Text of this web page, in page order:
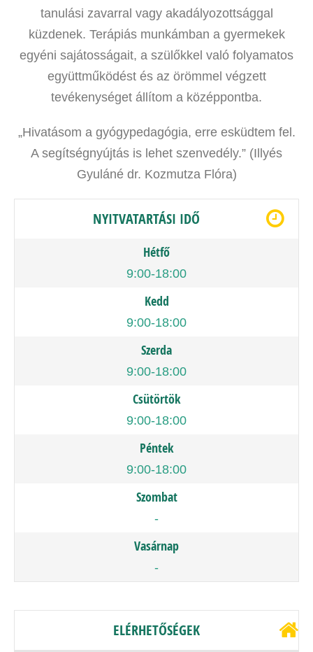
tanulási zavarral vagy akadályozottsággal
küzdenek. Terápiás munkámban a gyermekek
egyéni sajátosságait, a szülőkkel való folyamatos
együttműködést és az örömmel végzett
tevékenységet állítom a középpontba.
„Hivatásom a gyógypedagógia, erre esküdtem fel.
A segítségnyújtás is lehet szenvedély.” (Illyés
Gyuláné dr. Kozmutza Flóra)
NYITVATARTÁSI IDŐ
Hétfő
9:00-18:00
Kedd
9:00-18:00
Szerda
9:00-18:00
Csütörtök
9:00-18:00
Péntek
9:00-18:00
Szombat
-
Vasárnap
-
ELÉRHETŐSÉGEK